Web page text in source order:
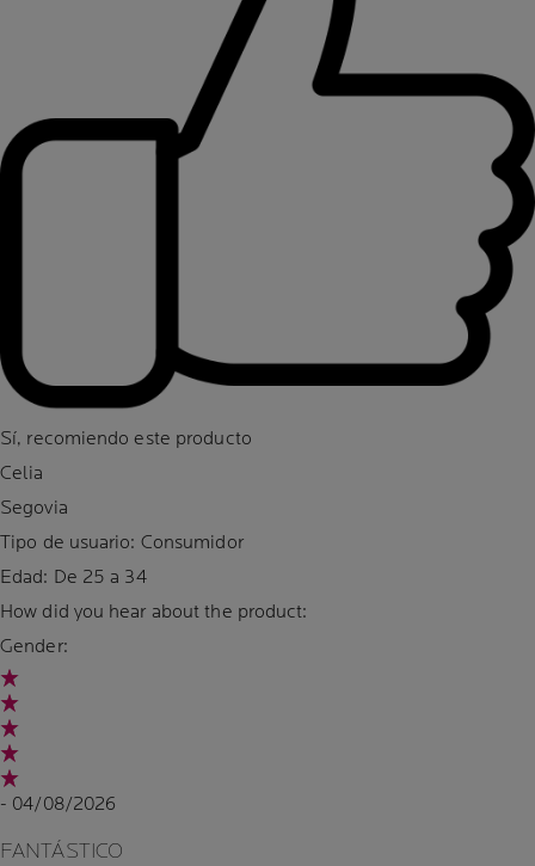
Sí, recomiendo este producto
Celia
Segovia
Tipo de usuario: Consumidor
Edad: De 25 a 34
How did you hear about the product:
Gender:
- 04/08/2026
FANTÁSTICO